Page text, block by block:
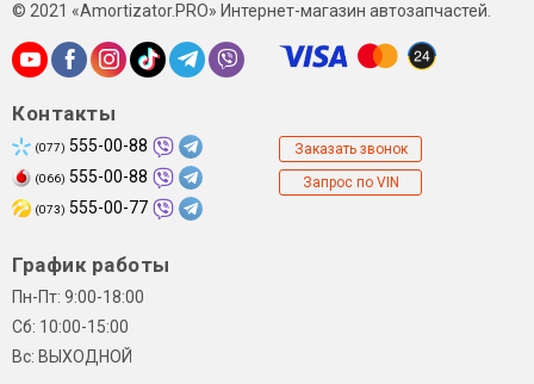
© 2021 «Amortizator.PRO» Интернет-магазин автозапчастей.
Контакты
(077) 555-00-88
(066) 555-00-88
(073) 555-00-77
Заказать звонок
Запрос по VIN
График работы
Пн-Пт: 9:00-18:00
Сб: 10:00-15:00
Вс: ВЫХОДНОЙ